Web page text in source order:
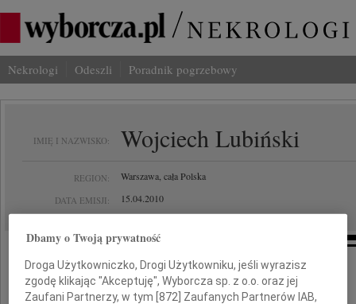
Nekrologi Odeszli Poradnik pogrzebowy
IMIĘ I NAZWISKO: Wojciech Lubiński
REGION: Warszawa, cała Polska
DATA EMISJI: 15.04.2010
Z wielkim żalem i smutkiem żegnamy
Dbamy o Twoją prywatność
Droga Użytkowniczko, Drogi Użytkowniku, jeśli wyrazisz
zgodę klikając "Akceptuję", Wyborcza sp. z o.o. oraz jej
Zaufani Partnerzy, w tym [872] Zaufanych Partnerów IAB,